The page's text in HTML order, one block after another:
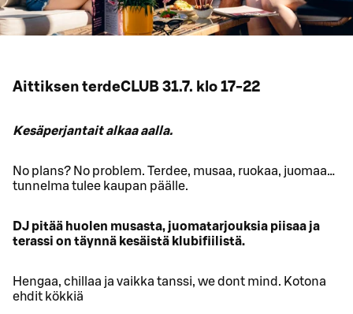
Aittiksen terdeCLUB 31.7. klo 17-22
Kesäperjantait alkaa aalla.
No plans? No problem. Terdee, musaa, ruokaa, juomaa…
tunnelma tulee kaupan päälle.
DJ pitää huolen musasta, juomatarjouksia piisaa ja
terassi on täynnä kesäistä klubifiilistä.
Hengaa, chillaa ja vaikka tanssi, we dont mind. Kotona
ehdit kökkiä